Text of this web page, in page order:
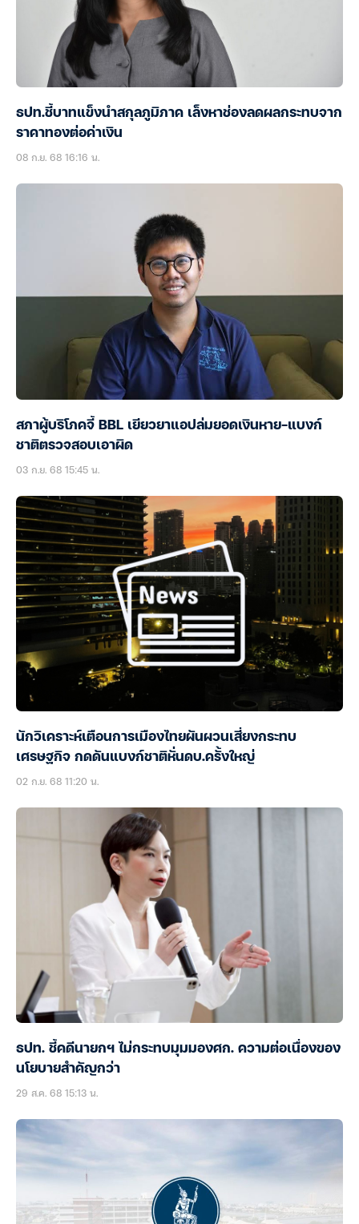
ธปท.ชี้บาทแข็งนำสกุลภูมิภาค เล็งหาช่องลดผลกระทบจาก
ราคาทองต่อค่าเงิน
08 ก.ย. 68 16:16 น.
สภาผู้บริโภคจี้ BBL เยียวยาแอปล่มยอดเงินหาย-แบงก์
ชาติตรวจสอบเอาผิด
03 ก.ย. 68 15:45 น.
นักวิเคราะห์เตือนการเมืองไทยผันผวนเสี่ยงกระทบ
เศรษฐกิจ กดดันแบงก์ชาติหั่นดบ.ครั้งใหญ่
02 ก.ย. 68 11:20 น.
ธปท. ชี้คดีนายกฯ ไม่กระทบมุมมองศก. ความต่อเนื่องของ
นโยบายสำคัญกว่า
29 ส.ค. 68 15:13 น.